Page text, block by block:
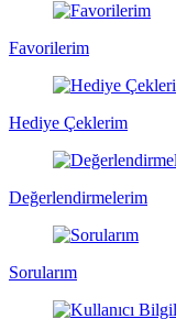
Favorilerim
Hediye Çeklerim
Değerlendirmelerim
Sorularım